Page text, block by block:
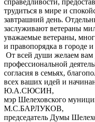
трудиться в мире и
завтрашний день.
заслуживают ветераны
уважаемые ветераны,
и правопорядка в городе
От всей души желаем вам
профессиональной
согласия в семьях,
всех ваших идей и
Ю.А.СЮСИН,
мэр Шелеховского
М.С.БАРЛУКОВ,
председатель Думы